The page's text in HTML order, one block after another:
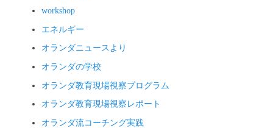
workshop
エネルギー
オランダニュースより
オランダの学校
オランダ教育現場視察プログラム
オランダ教育現場視察レポート
オランダ流コーチング実践